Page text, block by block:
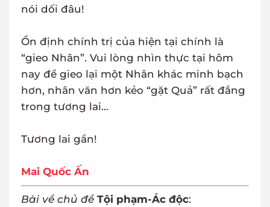
nói dối đâu!
Ổn định chính trị của hiện tại chính là
“gieo Nhân”. Vui lòng nhìn thực tại hôm
nay để gieo lại một Nhân khác minh bạch
hơn, nhân văn hơn kẻo “gặt Quả” rất đắng
trong tương lai...
Tương lai gần!
Mai Quốc Ấn
Bài về chủ đề Tội phạm-Ác độc: